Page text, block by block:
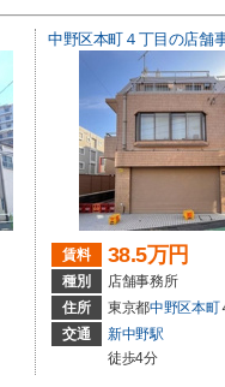
中野区本町４丁目の店舗
賃料 38.5万円
種別
店舗事務所
住所
東京都中野区本町
交通
新中野駅
徒歩4分